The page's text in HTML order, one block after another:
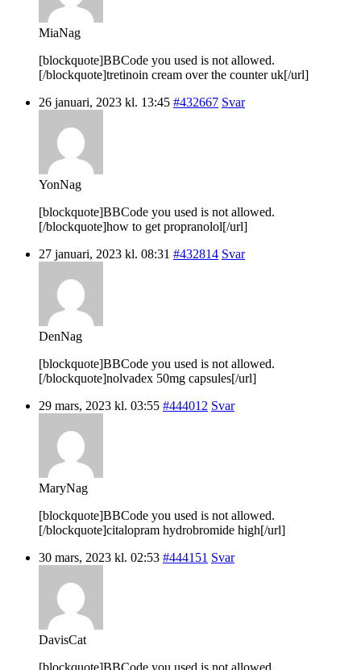
MiaNag
[blockquote]BBCode you used is not allowed.
[/blockquote]tretinoin cream over the counter uk[/url]
26 januari, 2023 kl. 13:45 #432667 Svar
YonNag
[blockquote]BBCode you used is not allowed.
[/blockquote]how to get propranolol[/url]
27 januari, 2023 kl. 08:31 #432814 Svar
DenNag
[blockquote]BBCode you used is not allowed.
[/blockquote]nolvadex 50mg capsules[/url]
29 mars, 2023 kl. 03:55 #444012 Svar
MaryNag
[blockquote]BBCode you used is not allowed.
[/blockquote]citalopram hydrobromide high[/url]
30 mars, 2023 kl. 02:53 #444151 Svar
DavisCat
[blockquote]BBCode you used is not allowed.